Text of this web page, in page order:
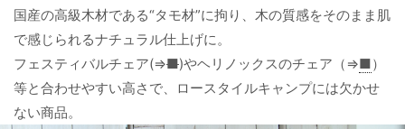
国産の高級木材である“タモ材”に拘り、木の質感をそのまま肌
で感じられるナチュラル仕上げに。
フェスティバルチェア(⇒■)やヘリノックスのチェア（⇒■）
等と合わせやすい高さで、ロースタイルキャンプには欠かせ
ない商品。